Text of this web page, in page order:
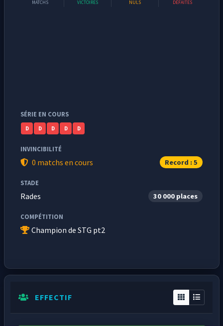
MATCHS VICTOIRES NULS DÉFAITES
SÉRIE EN COURS
D D D D D
INVINCIBILITÉ
0 matchs en cours Record : 5
STADE
Rades 30 000 places
COMPÉTITION
Champion de STG pt2
EFFECTIF